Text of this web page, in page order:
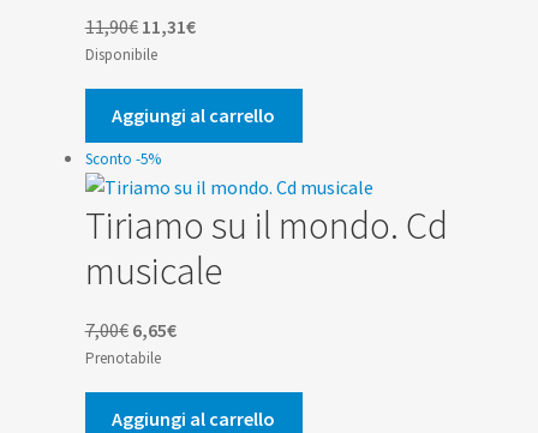
11,90€ Il
prezzo
originale
era:
11,90€.
11,31€Il
attuale
è:
11,31€.
Disponibile
Aggiungi al carrello
Sconto -5%
Tiriamo su il mondo. Cd
musicale
7,00€ Il
prezzo
originale
era:
6,65€Il
attuale
è:
Prenotabile
Aggiungi al carrello